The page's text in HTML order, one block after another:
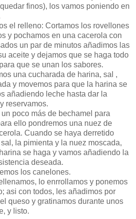
finos), los vamos poniendo en
el relleno: Cortamos los rovellones
y pochamos en una cacerola con
un par de minutos añadimos las
aceite y dejamos que se haga todo
que se unan los sabores.
una cucharada de harina, sal ,
y movemos para que la harina se
añadiendo leche hasta dar la
reservamos.
poco más de bechamel para
ello pondremos una nuez de
Cuando se haya derretido
la pimienta y la nuez moscada,
se haga y vamos añadiendo la
deseada.
los canelones.
lo enrrollamos y ponemos
asi con todos, les añadimos por
queso y gratinamos durante unos
y listo.